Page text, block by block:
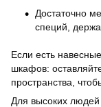
Достаточно
специй,
Если есть
шкафов:
пространства,
Для высоких